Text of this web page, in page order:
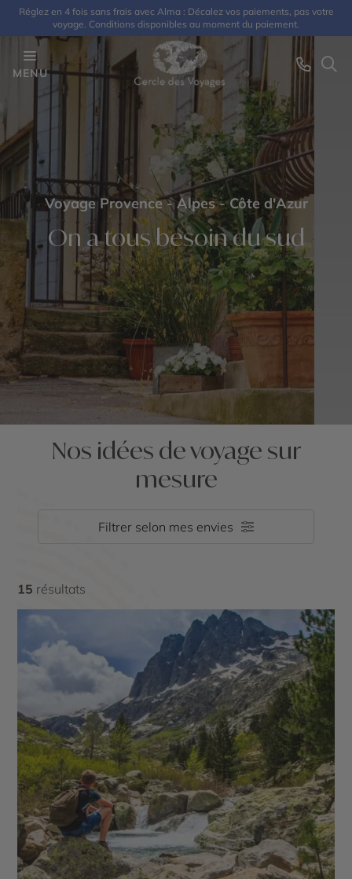
Réglez en 4 fois sans frais avec Alma : Décalez vos paiements, pas votre
voyage. Conditions disponibles au moment du paiement.
MENU
Voyage Provence - Alpes - Côte d'Azur
On a tous besoin du sud
Nos idées de voyage sur
mesure
Filtrer selon mes envies
15 résultats